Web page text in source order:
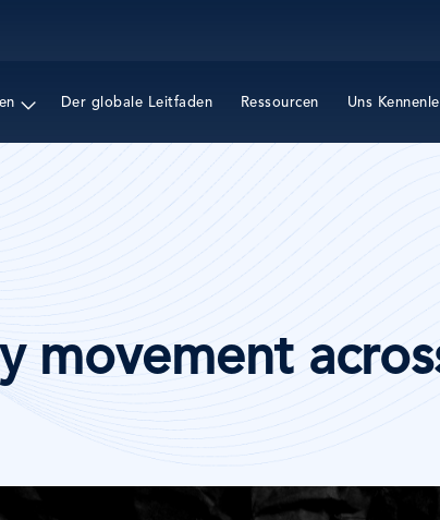
Der globale Leitfaden Ressourcen Uns
movement